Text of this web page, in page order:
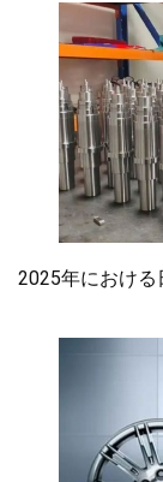
2025年におけ